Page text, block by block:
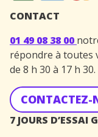
CONTACT
01 49 08 38 00
répondre à toutes
de 8 h 30 à 17 h 30.
CONTACTEZ-
7 JOURS D’ESSAI